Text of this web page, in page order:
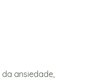
ansiedade,